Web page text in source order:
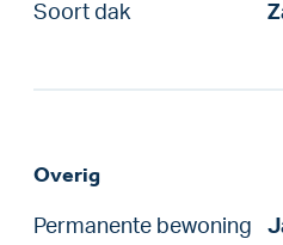
Soort dak
Overig
Permanente bewoning